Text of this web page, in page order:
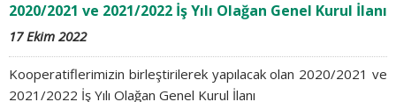
2020/2021 ve 2021/2022 İş Yılı Olağan Genel Kurul İlanı
17 Ekim 2022
Kooperatiflerimizin birleştirilerek yapılacak olan 2020/2021 ve
2021/2022 İş Yılı Olağan Genel Kurul İlanı